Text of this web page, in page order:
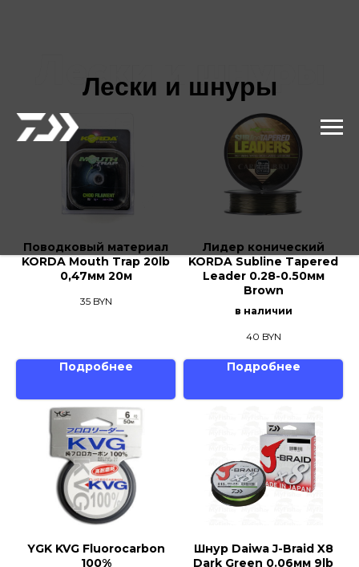
Лески и шнуры
Поводковый материал
KORDA Mouth Trap 20lb
0,47мм 20м
35 BYN
Подробнее
Лидер конический
KORDA Subline Tapered
Leader 0.28-0.50мм
Brown
в наличии
40 BYN
Подробнее
YGK KVG Fluorocarbon
100%
Шнур Daiwa J-Braid X8
Dark Green 0.06мм 9lb